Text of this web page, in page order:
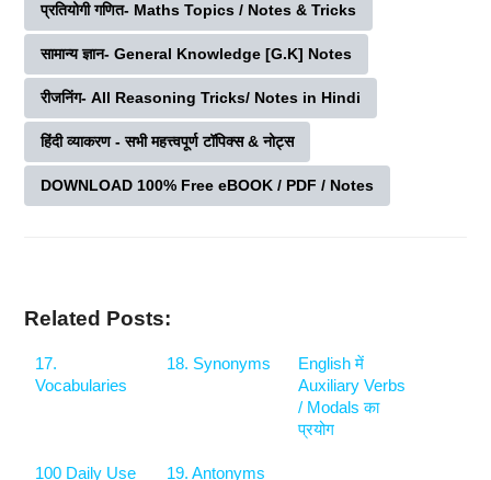
प्रतियोगी गणित- Maths Topics / Notes & Tricks
सामान्य ज्ञान- General Knowledge [G.K] Notes
रीजनिंग- All Reasoning Tricks/ Notes in Hindi
हिंदी व्याकरण - सभी महत्त्वपूर्ण टॉपिक्स & नोट्स
DOWNLOAD 100% Free eBOOK / PDF / Notes
Related Posts:
17.
Vocabularies
18. Synonyms
English में
Auxiliary Verbs
/ Modals का
प्रयोग
100 Daily Use
19. Antonyms